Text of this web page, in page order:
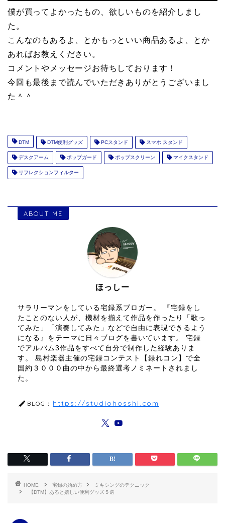
僕が買ってよかったもの、欲しいものを紹介しまし
た。
こんなのもあるよ、とかもっといい商品あるよ、とか
あればお教えください。
コメントやメッセージお待ちしております！
今回も最後まで読んでいただきありがとうございまし
た＾＾
DTM DTM便利グッズ PCスタンド スマホ スタンド
デスクアーム ポップガード ポップスクリーン マイクスタンド
リフレクションフィルター
ABOUT ME
ほっしー
サラリーマンをしている宅録系ブロガー。 『宅録をし
たことのない人が、機材を揃えて作品を作ったり「歌っ
てみた」「演奏してみた」などで自由に表現できるよう
になる』をテーマに日々ブログを書いています。 宅録
でアルバム3作品をすべて自分で制作した経験ありま
す。 島村楽器主催の宅録コンテスト【録れコン】で全
国約３０００曲の中から最終選考ノミネートされまし
た。
BLOG： https://studiohosshi.com
HOME 宅録の始め方
ミキシングのテクニック
【DTM】あると嬉しい便利グッズ５選